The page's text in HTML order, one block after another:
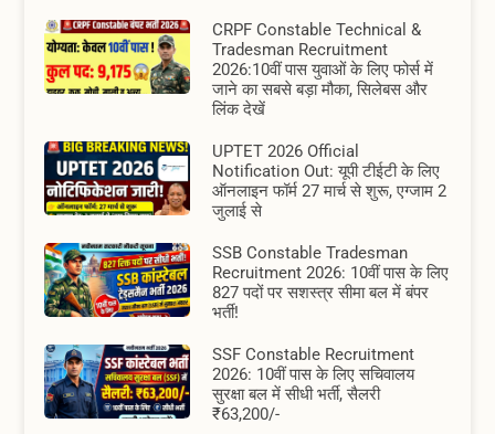
CRPF Constable Technical &
Tradesman Recruitment
2026:10वीं पास युवाओं के लिए फोर्स में
जाने का सबसे बड़ा मौका, सिलेबस और
लिंक देखें
UPTET 2026 Official
Notification Out: यूपी टीईटी के लिए
ऑनलाइन फॉर्म 27 मार्च से शुरू, एग्जाम 2
जुलाई से
SSB Constable Tradesman
Recruitment 2026: 10वीं पास के लिए
827 पदों पर सशस्त्र सीमा बल में बंपर
भर्ती!
SSF Constable Recruitment
2026: 10वीं पास के लिए सचिवालय
सुरक्षा बल में सीधी भर्ती, सैलरी
₹63,200/-